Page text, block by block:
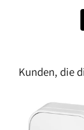
Kunden, die